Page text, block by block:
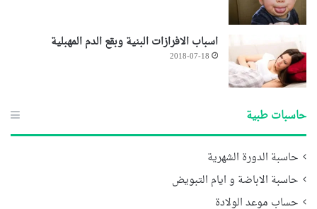
اسباب الافرازات البنية وبقع الدم المهبلية
2018-07-18
حاسبات طبية
حاسبة الدورة الشهرية
حاسبة الاباضة و ايام التبويض
حساب موعد الولادة